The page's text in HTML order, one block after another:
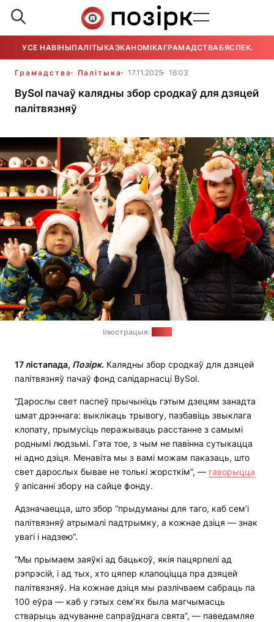
УСЕ НАВІНЫПАЛІТЫКАЭКАНОМІКАГРАМАДСТВАБЯСПЕКА
Грамадства Палітыка 17.11.2025 16:03
BySol пачаў калядны збор сродкаў для дзяцей
палітвязняў
Ілюстрацыя:
17 лістапада, Позірк. Калядны збор сродкаў для дзяцей
палітвязняў пачаў фонд салідарнасці BySol.
“Дарослы свет паспеў прычыніць гэтым дзецям занадта
шмат дрэннага: выклікаць трывогу, пазбавіць звыклага
клопату, прымусіць перажываць расстанне з самымі
роднымі людзьмі. Гэта тое, з чым не павінна сутыкацца
ні адно дзіця. Менавіта мы з вамі можам паказаць, што
свет дарослых бывае не толькі жорсткім”, — гаворыцца
ў апісанні збору на сайце фонду.
Адзначаецца, што збор “прыдуманы для таго, каб сем’і
палітвязняў атрымалі падтрымку, а кожнае дзіця — знак
увагі і надзею”.
“Мы прымаем заяўкі ад бацькоў, якія пацярпелі ад
рэпрэсій, і ад тых, хто цяпер клапоціцца пра дзяцей
палітвязняў. На кожнае дзіця мы разлічваем сабраць па
100 еўра — каб у гэтых сем’ях была магчымасць
стварыць адчуванне сапраўднага свята”, — паведамляе